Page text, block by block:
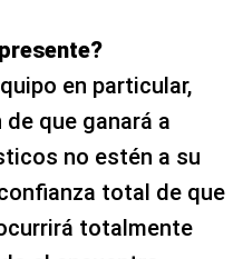
en particular,
que ganará a
no estén a su
total de que
totalmente